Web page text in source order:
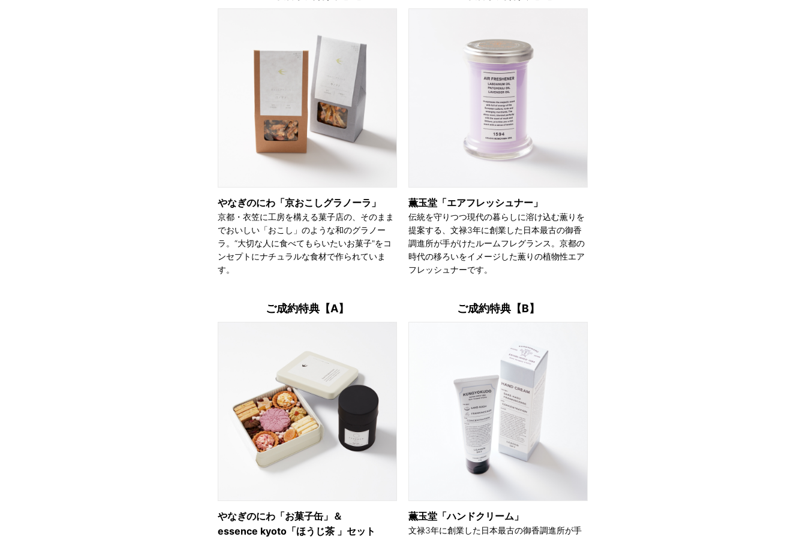
やなぎのにわ「京おこしグラノーラ」
京都・衣笠に工房を構える菓子店の、そのまま
でおいしい「おこし」のような和のグラノー
ラ。“大切な人に食べてもらいたいお菓子"をコ
ンセプトにナチュラルな食材で作られていま
す。
薫玉堂「エアフレッシュナー」
伝統を守りつつ現代の暮らしに溶け込む薫りを
提案する、文禄3年に創業した日本最古の御香
調進所が手がけたルームフレグランス。京都の
時代の移ろいをイメージした薫りの植物性エア
フレッシュナーです。
ご成約特典【A】
やなぎのにわ「お菓子缶」＆
essence kyoto「ほうじ茶 」セット
ご成約特典【B】
薫玉堂「ハンドクリーム」
文禄3年に創業した日本最古の御香調進所が手